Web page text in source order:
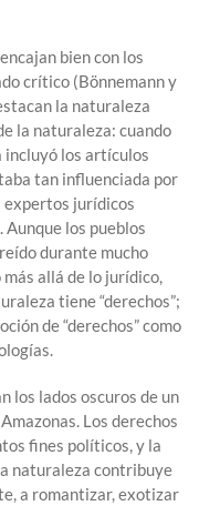
bien con los
crítico (Bönnemann y
la naturaleza
la naturaleza: cuando
los artículos
tan influenciada por
expertos jurídicos
los pueblos
durante mucho
allá de lo jurídico,
tiene “derechos”;
de “derechos” como
los lados oscuros de un
Los derechos
fines políticos, y la
naturaleza contribuye
a romantizar, exotizar